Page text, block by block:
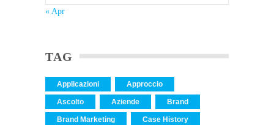
« Apr
TAG
Applicazioni Approccio
Ascolto Aziende Brand
Brand Marketing Case History